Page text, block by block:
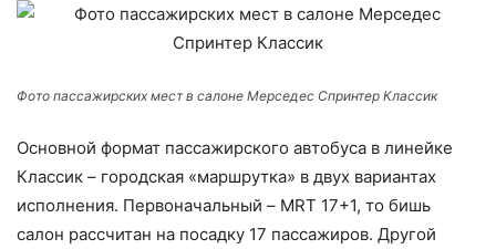
Фото пассажирских мест в салоне Мерседес Спринтер Классик
Основной формат пассажирского автобуса в линейке
Классик – городская «маршрутка» в двух вариантах
исполнения. Первоначальный – MRT 17+1, то бишь
салон рассчитан на посадку 17 пассажиров. Другой